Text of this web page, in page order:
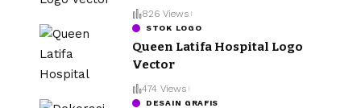
826 Views
STOK LOGO
Queen Latifa Hospital Logo
Vector
474 Views
DESAIN GRAFIS